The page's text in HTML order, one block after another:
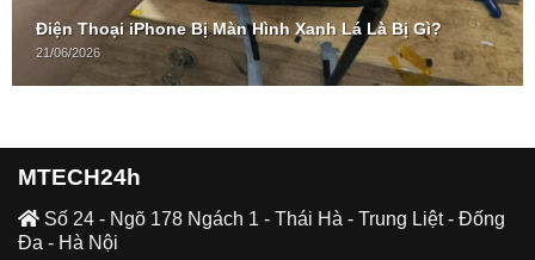
Điện Thoại iPhone Bị Màn Hình Xanh Lá Là Bị Gì?
21/06/2026
MTECH24h
Số 24 - Ngõ 178 Ngách 1 - Thái Hà - Trung Liệt - Đống
Đa - Hà Nội